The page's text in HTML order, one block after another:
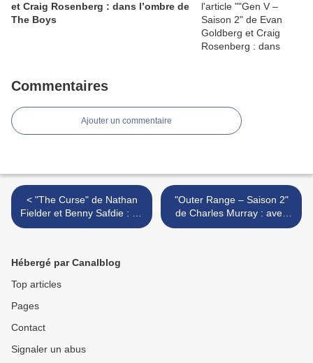
et Craig Rosenberg : dans l’ombre de
The Boys
Commentaires
Ajouter un commentaire
< "The Curse" de Nathan
Fielder et Benny Safdie : au
summum de « la gêne »
"Outer Range – Saison 2"
de Charles Murray : avec
un soupçon de « Dark » ! >
Hébergé par Canalblog
Top articles
Pages
Contact
Signaler un abus